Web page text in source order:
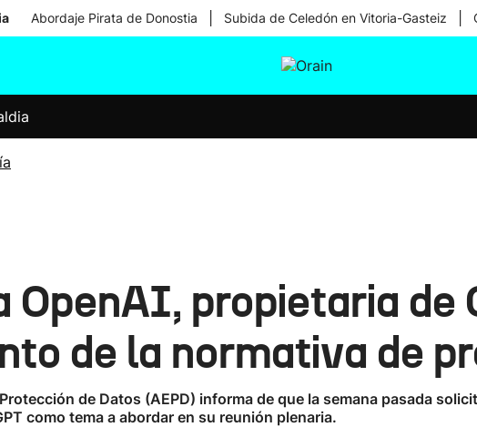
Abordaje Pirata de Donostia Subida de Celedón en Vitoria-Gasteiz
propietaria de
de la normativa de
de Datos (AEPD) informa de que la semana pasada
como tema a abordar en su reunión plenaria.